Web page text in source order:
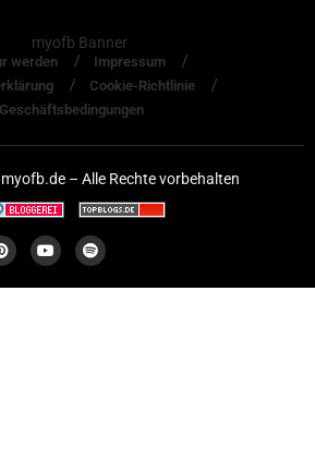
werden
Impressum
Cookie-Richtlinie
Geschäftsbedingungen
– Alle Rechte vorbehalten